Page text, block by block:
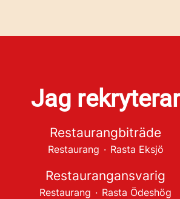
Jag rekryterar
Restaurangbiträde
Restaurang · Rasta Eksjö
Restaurangansvarig
Restaurang · Rasta Ödeshög